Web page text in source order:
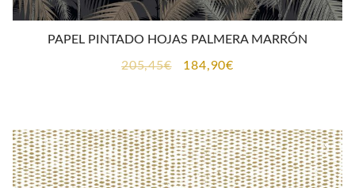
PAPEL PINTADO HOJAS PALMERA MARRÓN
205,45€
El
era:
205,45€.
184,90€El
es:
184,90€.